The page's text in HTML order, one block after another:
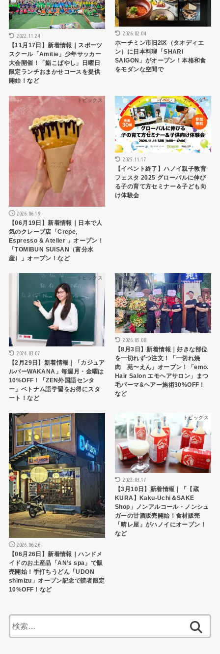
2022.11.24
【11月17日】新着情報｜スポーツ
スクール「Amitie」少年サッカー
大会開催！「鮨こばやし」日曜日
限定ランチおまかせコースを提供
開始！など
2026.02.04
ホーチミン市旧2区（タオディエ
ン）に日本料理「SHARI
SAIGON」がオープン！本格和食
をモダンな空間で
トピックス
2026.06.19
【06月19日】新着情報｜日本で人
気のクレープ店「Crepe,
Espresso & Atelier 」オープン！
「TOMIBUN SUISAN（富分水
産）」オープン！など
イベント・カレンダー
2025.11.17
【イベント終了】ハノイ親子教育
フェスタ 2025 グローバルに伸び
る子の育て方セミナー＆子ども向
け体験会
トピックス
2024.03.07
【2月29日】新着情報｜「カジュア
ルバーWAKANA」毎週月・金曜は
10%OFF！「ZEN外国語センタ
ー」ベトナム語学習をお得にスタ
ート！など
トピックス
2026.05.08
【8月3日】新着情報｜好きな部位
を一切れずつ注文！「一切れ焼
肉 苑〜えん」オープン！「emo.
Hair Salon エモヘアサロン」まつ
毛パーマ&ヘアー施術30%OFF！
など
トピックス
2026.06.26
【06月26日】新着情報｜ハンドメ
イドのお土産品「AN’s spa」で販
売開始！手打ちうどん「UDON
shimizu」オープン記念で読者限定
10%OFF！など
トピックス
2022.03.17
【3月10日】新着情報｜「【蔵
KURA】Kaku-Uchi＆SAKE
Shop」ノンアルコール・ノンシュ
ガーの甘酒販売開始！食材販売
「晴レ屋」がハノイにオープン！
など
索: